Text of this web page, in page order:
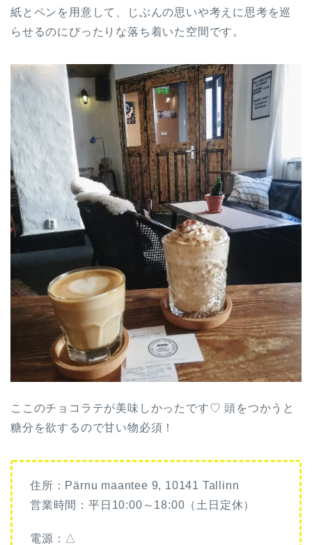
紙とペンを用意して、じぶんの思いや考えに思考を巡
らせるのにぴったりな落ち着いた空間です。
ここのチョコラテが美味しかったです♡ 頭をつかうと
糖分を欲するので甘い物必須！
住所：Pärnu maantee 9, 10141 Tallinn
営業時間：平日10:00～18:00（土日定休）
電源：△